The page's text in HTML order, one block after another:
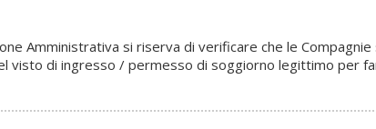
Amministrativa si riserva di verificare che le
visto di ingresso / permesso di soggiorno legittimo per